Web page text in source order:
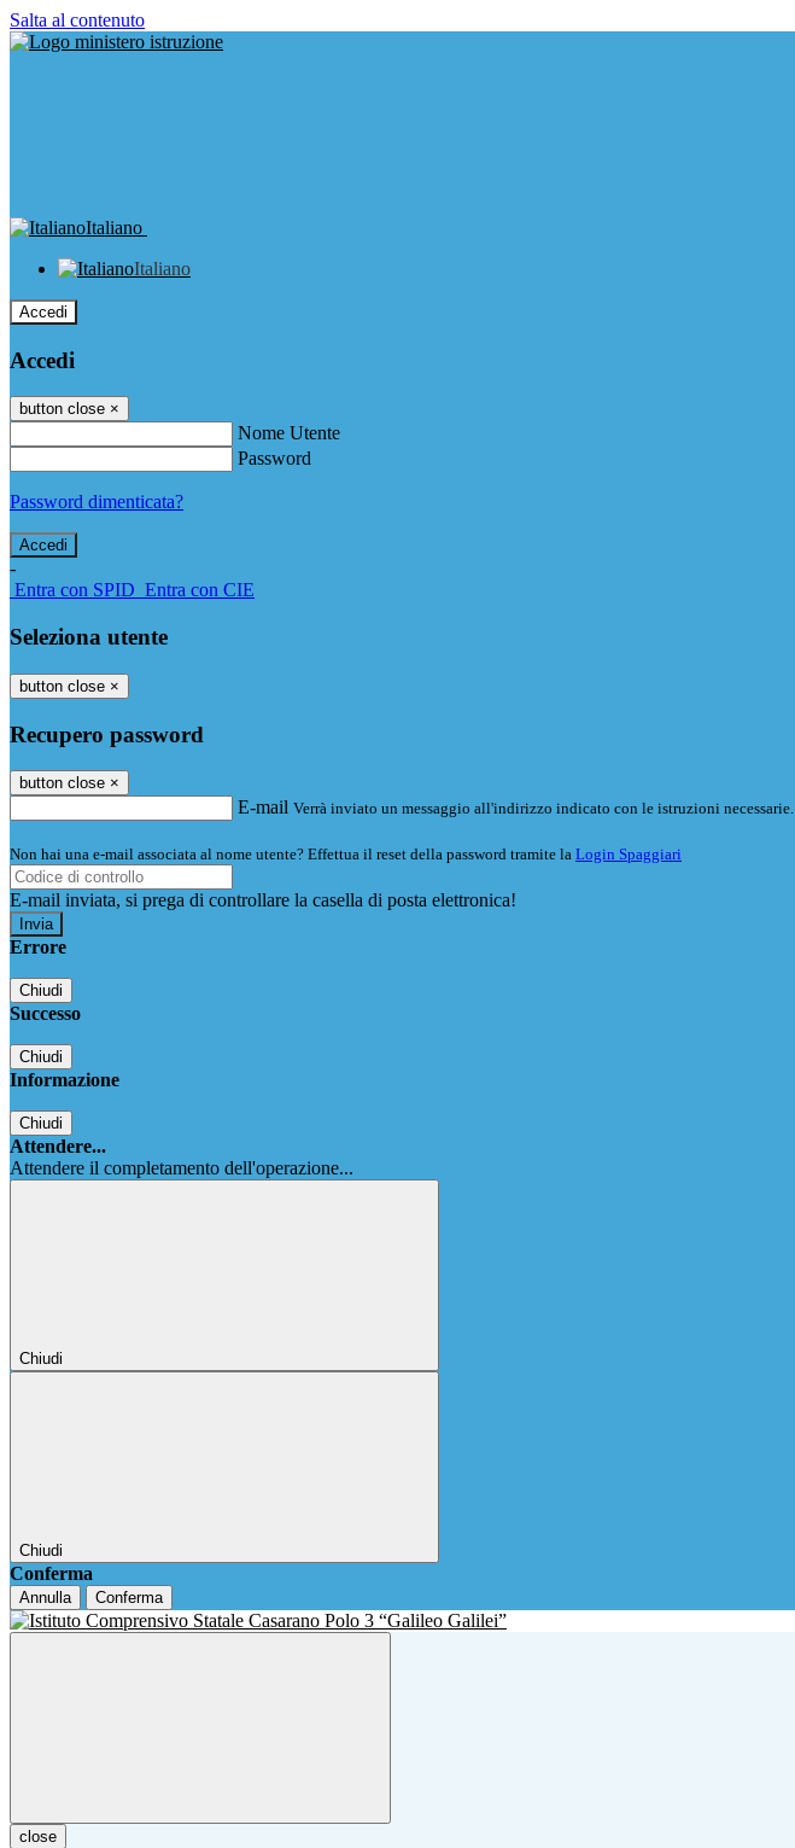
Salta al contenuto
Italiano
Italiano
Accedi
Accedi
button close ×
Nome Utente
Password
Password dimenticata?
-
Entra con SPID Entra con CIE
Seleziona utente
button close ×
Recupero password
button close ×
E-mail Verrà inviato un messaggio all'indirizzo indicato con le istruzioni necessarie.
Non hai una e-mail associata al nome utente? Effettua il reset della password tramite la Login Spaggiari
E-mail inviata, si prega di controllare la casella di posta elettronica!
Errore
Chiudi
Successo
Chiudi
Informazione
Chiudi
Attendere...
Attendere il completamento dell'operazione...
Chiudi
Chiudi
Conferma
Annulla Conferma
close